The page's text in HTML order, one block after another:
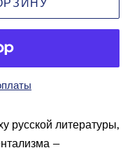
русской литературы,
—